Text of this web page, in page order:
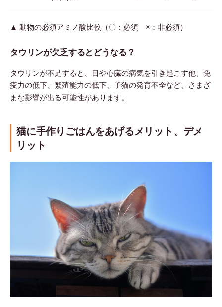
▲ 動物の必須アミノ酸比較（〇：必須 ×：非必須）
タウリンが欠乏するとどうなる？
タウリンが不足すると、目や心臓の病気を引き起こす他、免
疫力の低下、繁殖能力の低下、子猫の発育不全など、さまざ
まな影響が出る可能性があります。
猫に手作りごはんをあげるメリット、デメ
リット